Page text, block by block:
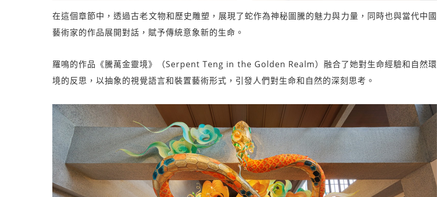
在這個章節中，透過古老文物和歷史雕塑，展現了蛇作為神秘圖騰的魅力與力量，同時也與當代中國
藝術家的作品展開對話，賦予傳統意象新的生命。
羅鳴的作品《騰萬金靈境》（Serpent Teng in the Golden Realm）融合了她對生命經驗和自然環
境的反思，以抽象的視覺語言和裝置藝術形式，引發人們對生命和自然的深刻思考。